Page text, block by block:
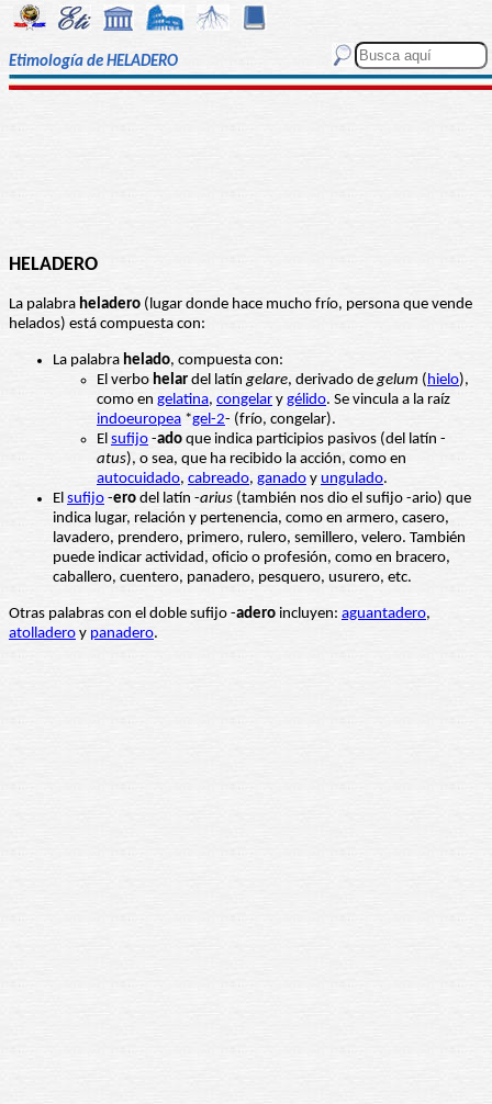
Etimología de HELADERO
HELADERO
La palabra heladero (lugar donde hace mucho frío, persona que vende
helados) está compuesta con:
La palabra helado, compuesta con:
El verbo helar del latíngelare, derivado degelum (hielo),
como en gelatina, congelar y gélido. Se vincula a la raíz
indoeuropea *gel-2- (frío, congelar).
El sufijo -ado que indica participios pasivos (del latín -
atus), o sea, que ha recibido la acción, como en
autocuidado, cabreado, ganado y ungulado.
El sufijo -ero del latín -arius (también nos dio el sufijo -ario) que
indica lugar, relación y pertenencia, como en armero, casero,
lavadero, prendero, primero, rulero, semillero, velero. También
puede indicar actividad, oficio o profesión, como en bracero,
caballero, cuentero, panadero, pesquero, usurero, etc.
Otras palabras con el doble sufijo -adero incluyen: aguantadero,
atolladero y panadero.